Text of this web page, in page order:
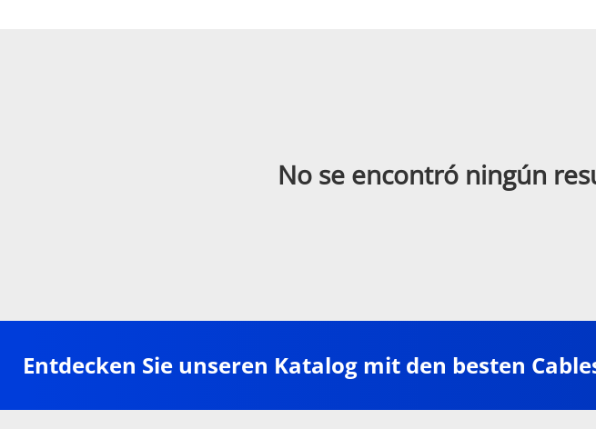
No se encontró ningún
Entdecken Sie unseren Katalog mit den besten